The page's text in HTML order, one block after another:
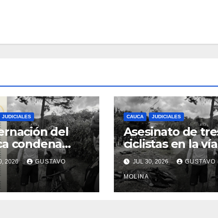
JUDICIALES
del
condena
de tres
y exige
urgentes
2026 GUSTAVO
CAUCA JUDICIALES
Asesinato de
ciclistas en la vía
Totoró – Silvia,
genera
consternación
Cauca
JUL 30, 2026 GUSTAVO
MOLINA